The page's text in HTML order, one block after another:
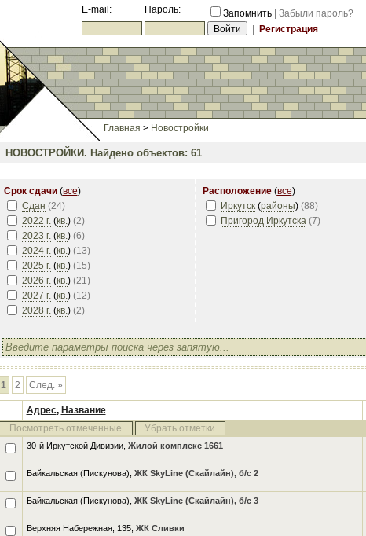
E-mail: Пароль: Запомнить
Забыли пароль?
Регистрация
Главная > Новостройки
НОВОСТРОЙКИ. Найдено объектов: 61
Срок сдачи(все)
Сдан (24)
2022 г. (кв.) (2)
2023 г. (кв.) (6)
2024 г. (кв.) (13)
2025 г. (кв.) (15)
2026 г. (кв.) (21)
2027 г. (кв.) (12)
2028 г. (кв.) (2)
Расположение(все)
Иркутск (районы) (88)
Пригород Иркутска (7)
1 2 След. »
Адрес, Название
Посмотреть отмеченные
Убрать отметки
30-й Иркутской Дивизии, Жилой комплекс 1661
Байкальская (Пискунова), ЖК SkyLine (Скайлайн), б/с 2
Байкальская (Пискунова), ЖК SkyLine (Скайлайн), б/с 3
Верхняя Набережная, 135, ЖК Сливки